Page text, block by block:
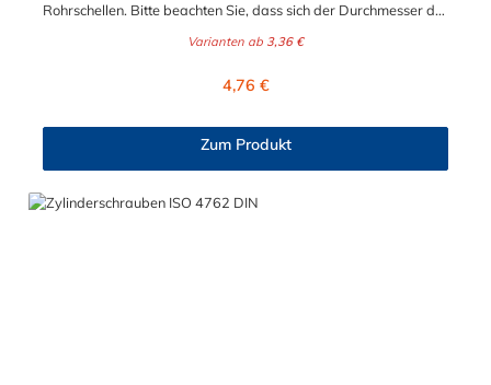
Rohrschellen. Bitte beachten Sie, dass sich der Durchmesser der
verkleinert.
Varianten ab 3,36 €
Regulärer Preis:
4,76 €
Zum Produkt